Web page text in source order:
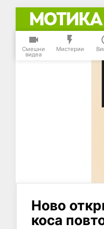
Смешни
видеа
Мистерии
Ново
коса